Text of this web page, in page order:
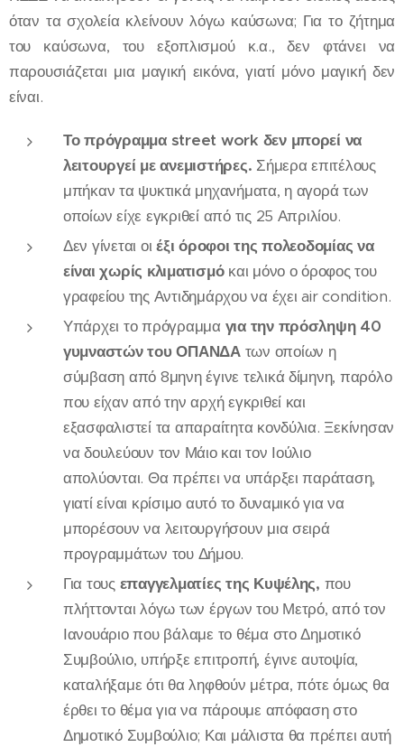
όταν τα σχολεία κλείνουν λόγω καύσωνα; Για το ζήτημα
του καύσωνα, του εξοπλισμού κ.α., δεν φτάνει να
παρουσιάζεται μια μαγική εικόνα, γιατί μόνο μαγική δεν
είναι.
Το πρόγραμμα street work δεν μπορεί να
λειτουργεί με ανεμιστήρες. Σήμερα επιτέλους
μπήκαν τα ψυκτικά μηχανήματα, η αγορά των
οποίων είχε εγκριθεί από τις 25 Απριλίου.
Δεν γίνεται οιέξι όροφοι της πολεοδομίας να
είναι χωρίς κλιματισμόκαι μόνο ο όροφος του
γραφείου της Αντιδημάρχου να έχει air condition.
Υπάρχει το πρόγραμμα για την πρόσληψη 40
γυμναστών του ΟΠΑΝΔΑτων οποίων η
σύμβαση από 8μηνη έγινε τελικά δίμηνη, παρόλο
που είχαν από την αρχή εγκριθεί και
εξασφαλιστεί τα απαραίτητα κονδύλια. Ξεκίνησαν
να δουλεύουν τον Μάιο και τον Ιούλιο
απολύονται. Θα πρέπει να υπάρξει παράταση,
γιατί είναι κρίσιμο αυτό το δυναμικό για να
μπορέσουν να λειτουργήσουν μια σειρά
προγραμμάτων του Δήμου.
Για τους επαγγελματίες της Κυψέλης, που
πλήττονται λόγω των έργων του Μετρό, από τον
Ιανουάριο που βάλαμε το θέμα στο Δημοτικό
Συμβούλιο, υπήρξε επιτροπή, έγινε αυτοψία,
καταλήξαμε ότι θα ληφθούν μέτρα, πότε όμως θα
έρθει το θέμα για να πάρουμε απόφαση στο
Δημοτικό Συμβούλιο; Και μάλιστα θα πρέπει αυτή